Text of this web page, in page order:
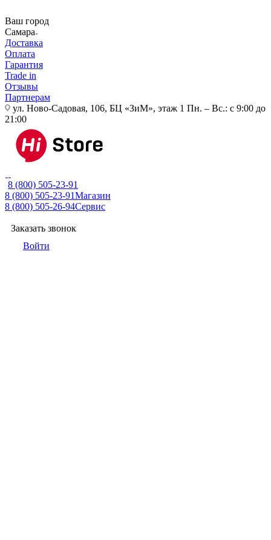
Ваш город
Самара
Доставка
Оплата
Гарантия
Trade in
Отзывы
Партнерам
ул. Ново-Садовая, 106, БЦ «ЗиМ», этаж 1 Пн. – Вс.: с 9:00 до
21:00
8 (800) 505-23-91
8 (800) 505-23-91Магазин
8 (800) 505-26-94Сервис
Заказать звонок
Войти